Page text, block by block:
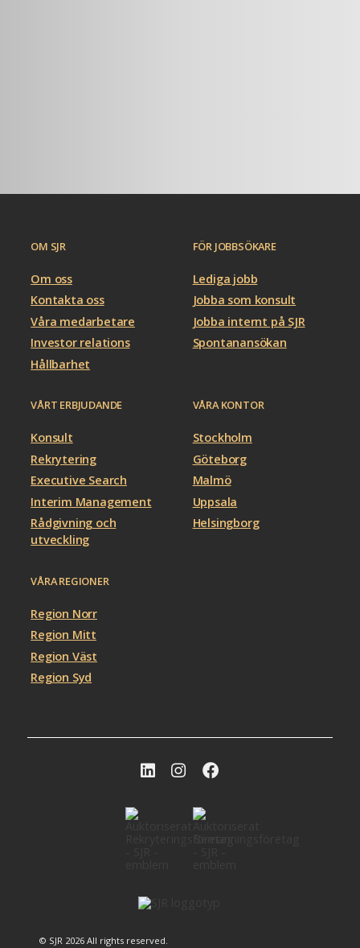
OM SJR
Om oss
Kontakta oss
Våra medarbetare
Investor relations
Hållbarhet
FÖR JOBBSÖKARE
Lediga jobb
Jobba som konsult
Jobba internt på SJR
Spontanansökan
VÅRT ERBJUDANDE
Konsult
Rekrytering
Executive Search
Interim Management
Rådgivning och
utveckling
VÅRA KONTOR
Stockholm
Göteborg
Malmö
Uppsala
Helsingborg
VÅRA REGIONER
Region Norr
Region Mitt
Region Väst
Region Syd
© SJR 2026 All rights reserved.